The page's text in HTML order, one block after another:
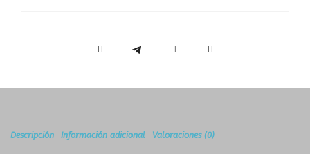
Descripción Información adicional Valoraciones (0)